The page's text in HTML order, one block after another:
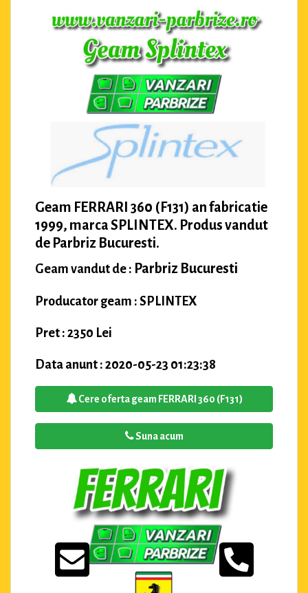
Geam FERRARI 360 (F131) an fabricatie
1999, marca SPLINTEX. Produs vandut
de Parbriz Bucuresti.
Geam vandut de : Parbriz Bucuresti
Producator geam : SPLINTEX
Pret : 2350 Lei
Data anunt : 2020-05-23 01:23:38
Cere oferta geam FERRARI 360 (F131)
Suna acum